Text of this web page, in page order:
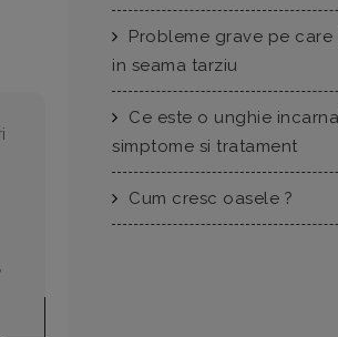
Probleme grave pe care
in seama tarziu
Ce este o unghie
simptome si tratament
Cum cresc oasele ?